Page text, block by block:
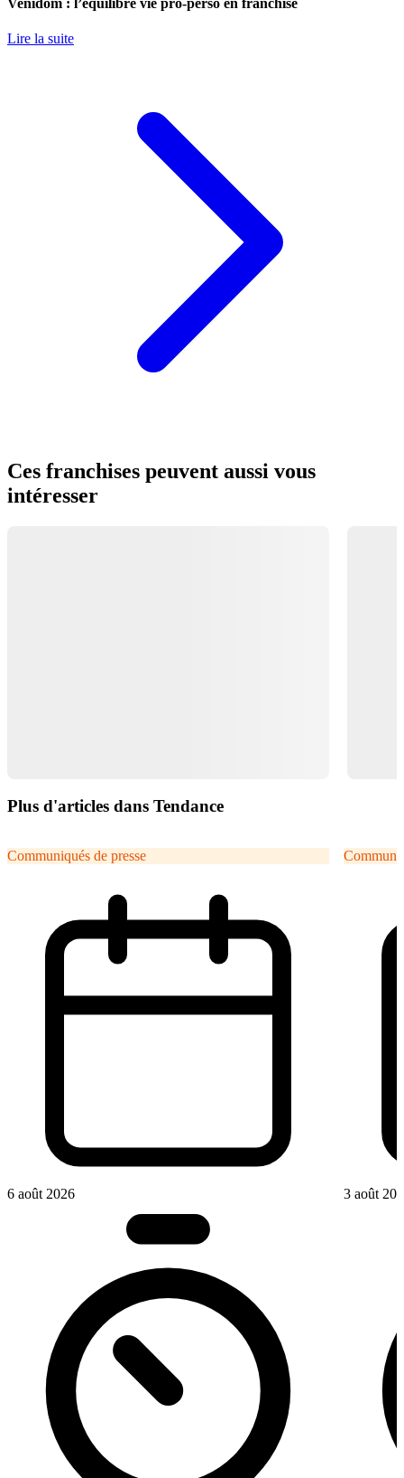
Venidom : l’équilibre vie pro-perso en franchise
Lire la suite
Ces franchises peuvent aussi vous
intéresser
Plus d'articles dans Tendance
Communiqués de presse
6 août 2026 3 août